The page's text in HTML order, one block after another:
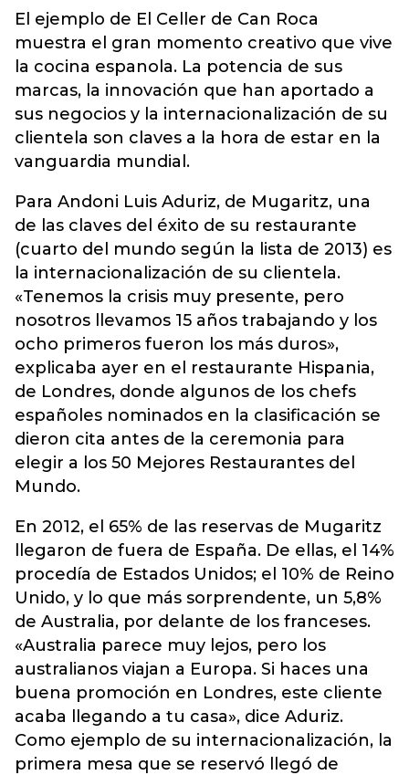
El ejemplo de El Celler de Can Roca
muestra el gran momento creativo que vive
la cocina espanola. La potencia de sus
marcas, la innovación que han aportado a
sus negocios y la internacionalización de su
clientela son claves a la hora de estar en la
vanguardia mundial.
Para Andoni Luis Aduriz, de Mugaritz, una
de las claves del éxito de su restaurante
(cuarto del mundo según la lista de 2013) es
la internacionalización de su clientela.
«Tenemos la crisis muy presente, pero
nosotros llevamos 15 años trabajando y los
ocho primeros fueron los más duros»,
explicaba ayer en el restaurante Hispania,
de Londres, donde algunos de los chefs
españoles nominados en la clasificación se
dieron cita antes de la ceremonia para
elegir a los 50 Mejores Restaurantes del
Mundo.
En 2012, el 65% de las reservas de Mugaritz
llegaron de fuera de España. De ellas, el 14%
procedía de Estados Unidos; el 10% de Reino
Unido, y lo que más sorprendente, un 5,8%
de Australia, por delante de los franceses.
«Australia parece muy lejos, pero los
australianos viajan a Europa. Si haces una
buena promoción en Londres, este cliente
acaba llegando a tu casa», dice Aduriz.
Como ejemplo de su internacionalización, la
primera mesa que se reservó llegó de